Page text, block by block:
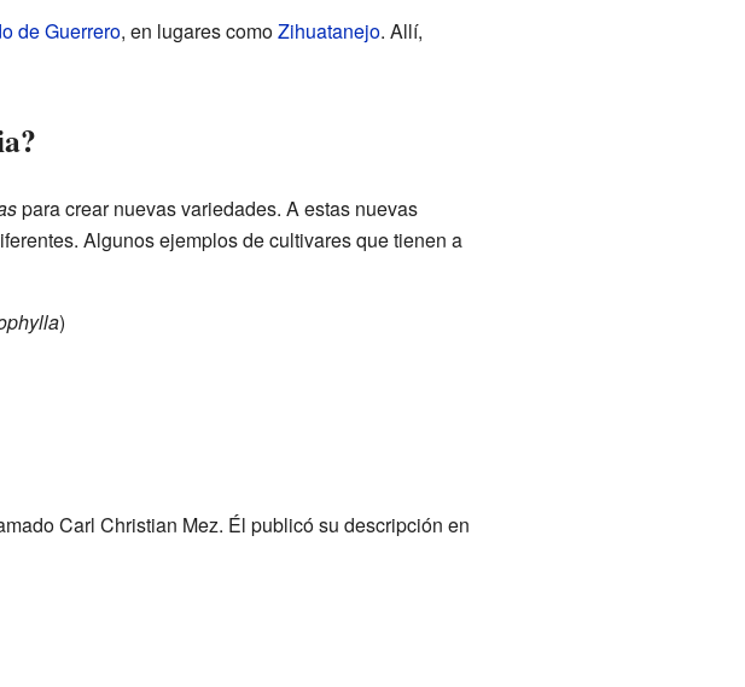
de Guerrero, en lugares comoZihuatanejo. Allí,
para crear nuevas variedades. A estas nuevas
Algunos ejemplos de cultivares que tienen a
)
Carl Christian Mez. Él publicó su descripción en